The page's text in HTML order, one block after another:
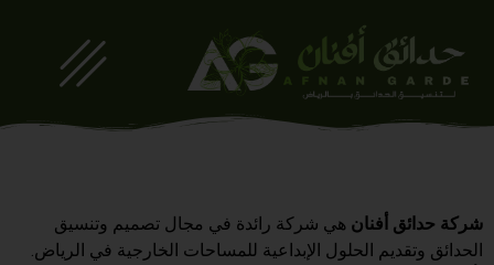
شركة حدائق أفنان هي شركة رائدة في مجال تصميم وتنسيق
الحدائق وتقديم الحلول الإبداعية للمساحات الخارجية في الرياض.